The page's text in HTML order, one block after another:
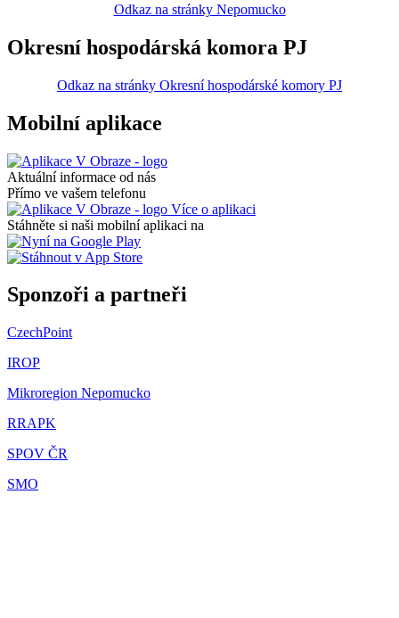
Odkaz na stránky Nepomucko
Okresní hospodárská komora PJ
Odkaz na stránky Okresní hospodárské komory PJ
Mobilní aplikace
Aktuální informace od nás
Přímo ve vašem telefonu
Více o aplikaci
Stáhněte si naši mobilní aplikaci na
Sponzoři a partneři
CzechPoint
IROP
Mikroregion Nepomucko
RRAPK
SPOV ČR
SMO